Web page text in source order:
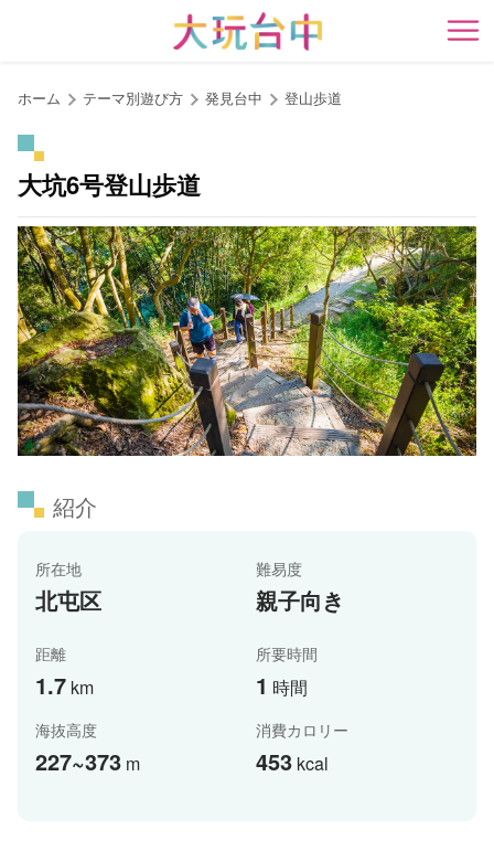
開
ホーム テーマ別遊び方 発見台中 登山歩道
大坑6号登山歩道
紹介
所在地
北屯区
難易度
親子向き
距離
1.7 km
所要時間
1 時間
海抜高度
227~373 m
消費カロリー
453 kcal